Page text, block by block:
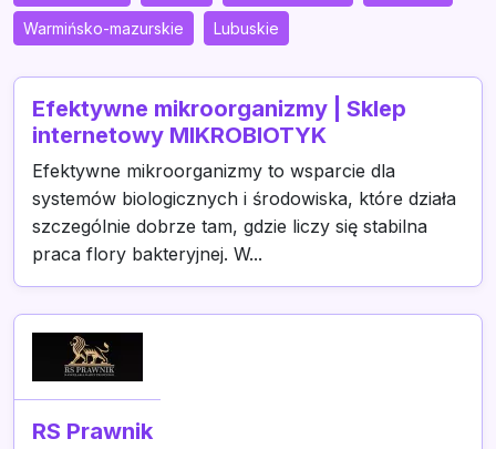
Warmińsko-mazurskie Lubuskie
Efektywne mikroorganizmy | Sklep
internetowy MIKROBIOTYK
Efektywne mikroorganizmy to wsparcie dla
systemów biologicznych i środowiska, które działa
szczególnie dobrze tam, gdzie liczy się stabilna
praca flory bakteryjnej. W...
RS Prawnik